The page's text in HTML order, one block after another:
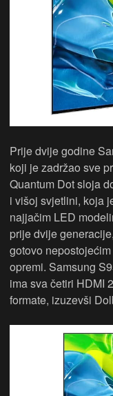
Prije dvije godine
koji je zadržao sve
Quantum Dot sloja
i višoj svjetlini, koja
najjačim LED
prije dvije
gotovo
opremi. Samsung
ima sva četiri HDMI
formate, izuzevši